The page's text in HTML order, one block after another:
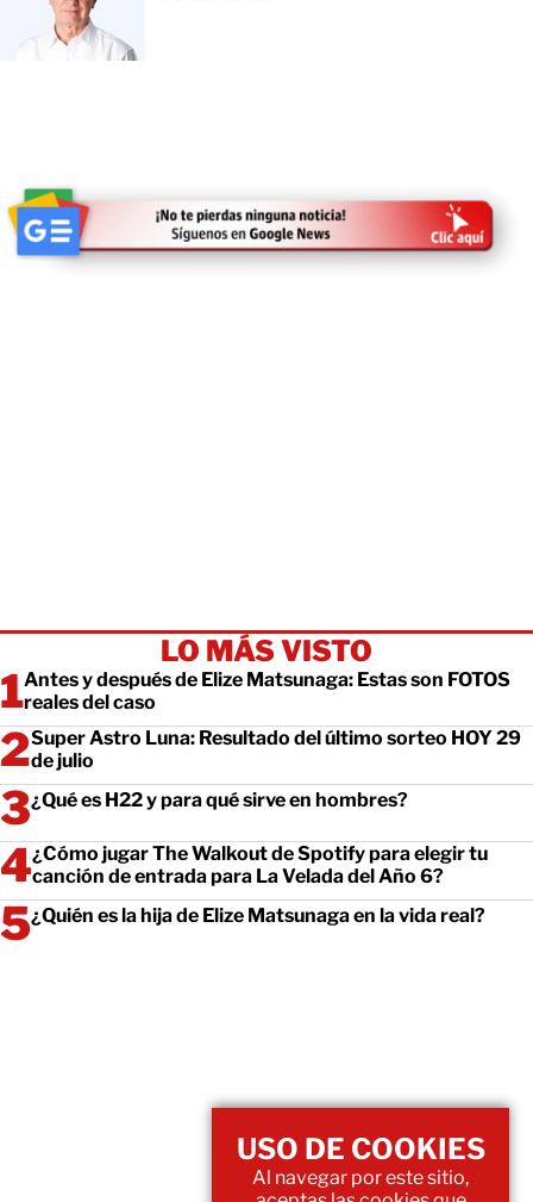
LO MÁS VISTO
Antes y después de Elize Matsunaga: Estas son FOTOS
reales del caso
Super Astro Luna: Resultado del último sorteo HOY 29
de julio
¿Qué es H22 y para qué sirve en hombres?
¿Cómo jugar The Walkout de Spotify para elegir tu
canción de entrada para La Velada del Año 6?
¿Quién es la hija de Elize Matsunaga en la vida real?
USO DE COOKIES
Al navegar por este sitio,